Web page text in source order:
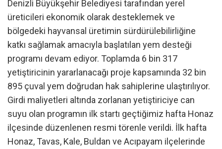
Denizli Büyükşehir Belediyesi tarafından yerel
üreticileri ekonomik olarak desteklemek ve
bölgedeki hayvansal üretimin sürdürülebilirliğine
katkı sağlamak amacıyla başlatılan yem desteği
programı devam ediyor. Toplamda 6 bin 317
yetiştiricinin yararlanacağı proje kapsamında 32 bin
895 çuval yem doğrudan hak sahiplerine ulaştırılıyor.
Girdi maliyetleri altında zorlanan yetiştiriciye can
suyu olan programın ilk startı geçtiğimiz hafta Honaz
ilçesinde düzenlenen resmi törenle verildi. İlk hafta
Honaz, Tavas, Kale, Buldan ve Acıpayam ilçelerinde